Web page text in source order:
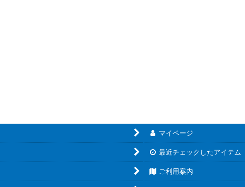
マイページ
最近チェックしたアイテム
ご利用案内